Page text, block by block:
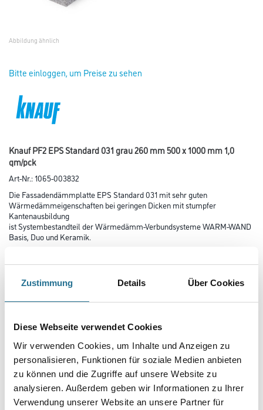
Zustimmung Details Über Cookies
Diese Webseite verwendet Cookies
Wir verwenden Cookies, um Inhalte und Anzeigen zu
personalisieren, Funktionen für soziale Medien anbieten
zu können und die Zugriffe auf unsere Website zu
analysieren. Außerdem geben wir Informationen zu Ihrer
Verwendung unserer Website an unsere Partner für
Abbildung ähnlich
Bitte einloggen, um Preise zu sehen
Knauf PF2 EPS Standard 031 grau 260 mm 500 x 1000 mm 1,0
qm/pck
Art-Nr.:1065-003832
Die Fassadendämmplatte EPS Standard 031 mit sehr guten
Wärmedämmeigenschaften bei geringen Dicken mit stumpfer
Kantenausbildung
ist Systembestandteil der Wärmedämm-Verbundsysteme WARM-WAND
Basis, Duo und Keramik.
Farbtonbezeichnung
Gebinde